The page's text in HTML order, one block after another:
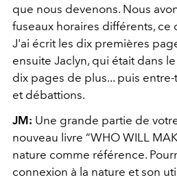
que nous devenons. Nous
fuseaux horaires différents, ce
J'ai écrit les dix premières
ensuite Jaclyn, qui était dans
dix pages de plus... puis
et débattions.
JM: Une grande partie de
nouveau livre “WHO WILL
nature comme référence.
connexion à la nature et son